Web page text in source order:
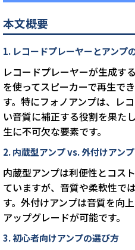
本文概要
1. レコードプレーヤーとアンプ
レコードプレーヤーが生成す
を使ってスピーカーで再生で
す。特にフォノアンプは、レ
い音質に補正する役割を果た
生に不可欠な要素です。
2. 内蔵型アンプ vs. 外付けアンプ
内蔵型アンプは利便性とコス
ていますが、音質や柔軟性で
す。外付けアンプは音質を向
アップグレードが可能です。
3. 初心者向けアンプの選び方